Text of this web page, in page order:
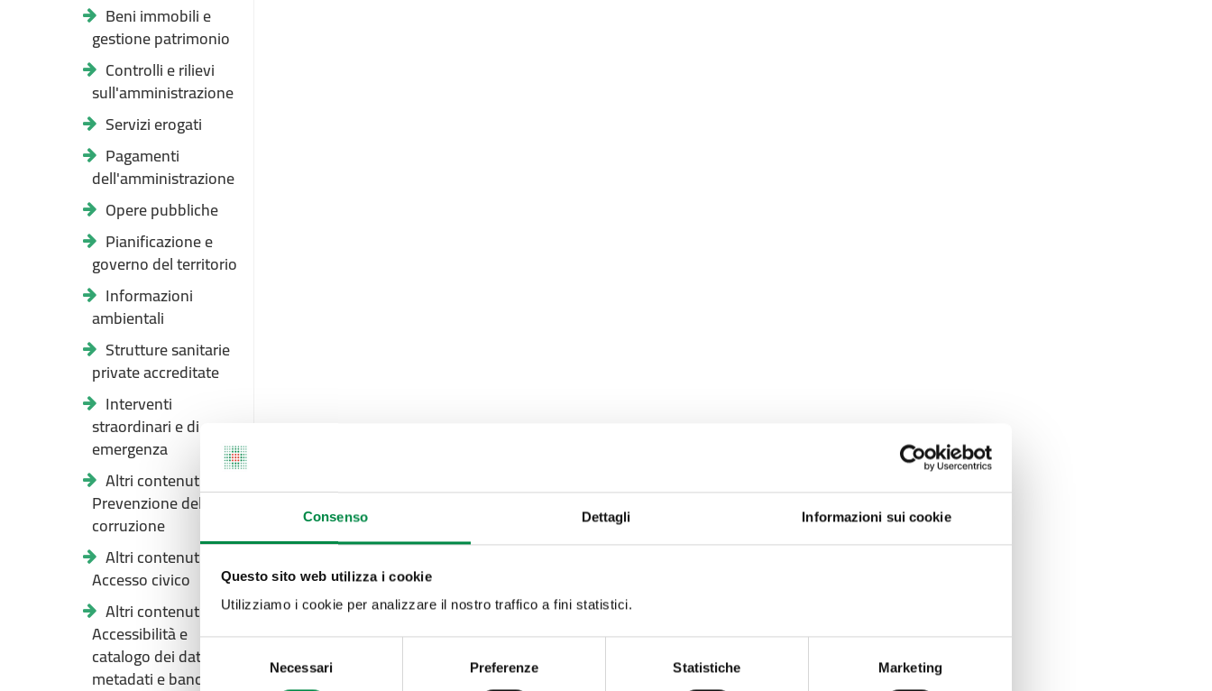
Consenso Dettagli Informazioni sui cookie
Questo sito web utilizza i cookie
Utilizziamo i cookie per analizzare il nostro traffico a fini statistici.
Necessari Preferenze Statistiche Marketing
Beni immobili e
gestione patrimonio
Controlli e rilievi
sull'amministrazione
Servizi erogati
Pagamenti
dell'amministrazione
Opere pubbliche
Pianificazione e
governo del territorio
Informazioni
ambientali
Strutture sanitarie
private accreditate
Interventi
straordinari e di
emergenza
Altri contenuti -
Prevenzione della
corruzione
Altri contenuti -
Accesso civico
Altri contenuti -
Accessibilità e
catalogo dei dati,
metadati e banche